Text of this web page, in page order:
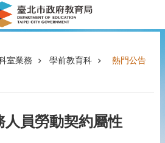
室業務 學前教育科 熱門公告
人員勞動契約屬性